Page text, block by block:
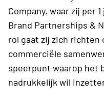
Company, waar zij per
Brand Partnerships &
rol gaat zij zich
commerciële
speerpunt waarop het
nadrukkelijk wil